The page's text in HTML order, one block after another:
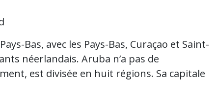
Bas, avec les Pays-Bas, Curaçao et Saint-
néerlandais. Aruba n’a pas de
est divisée en huit régions. Sa capitale